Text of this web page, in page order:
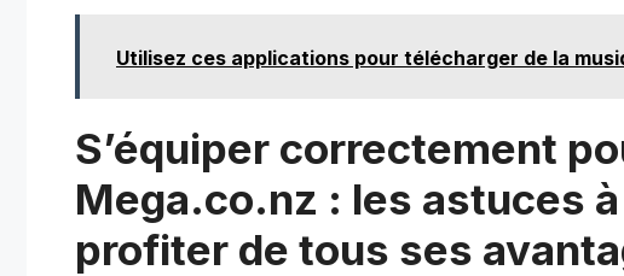
Utilisez ces applications pour télécharger de la
S’équiper correctement
Mega.co.nz : les astuces
profiter de tous ses